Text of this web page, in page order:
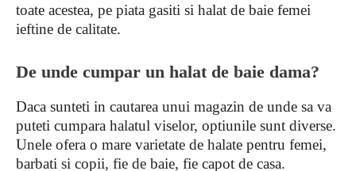
toate acestea, pe piata gasiti si halat de baie femei
ieftine de calitate.
De unde cumpar un halat de baie dama?
Daca sunteti in cautarea unui magazin de unde sa va
puteti cumpara halatul viselor, optiunile sunt diverse.
Unele ofera o mare varietate de halate pentru femei,
barbati si copii, fie de baie, fie capot de casa.